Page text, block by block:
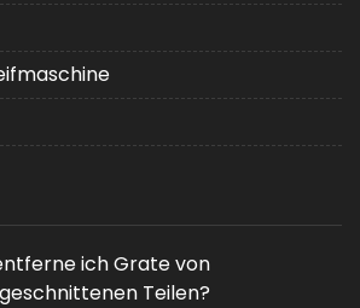
ich Grate von
Teilen?